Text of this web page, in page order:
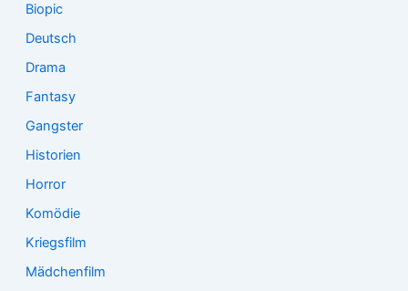
Biopic
Deutsch
Drama
Fantasy
Gangster
Historien
Horror
Komödie
Kriegsfilm
Mädchenfilm